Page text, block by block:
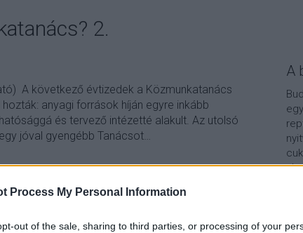
Process My Personal Information
out of the sale, sharing to third parties, or processing of your
2.
A következő évtizedek a Közmunkatanács
anyagi források híján egyre inkább
és tervező intézetté alakult. Az utolsó
jóval gyengébb Tanácsot…
A